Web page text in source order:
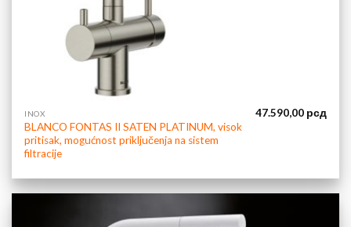
INOX
BLANCO FONTAS II SATEN PLATINUM, visok
pritisak, mogućnost priključenja na sistem
filtracije
47.590,00 рсд